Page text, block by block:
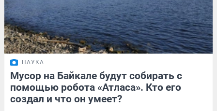
НАУКА
Мусор на Байкале будут собирать с
помощью робота «Атласа». Кто его
создал и что он умеет?